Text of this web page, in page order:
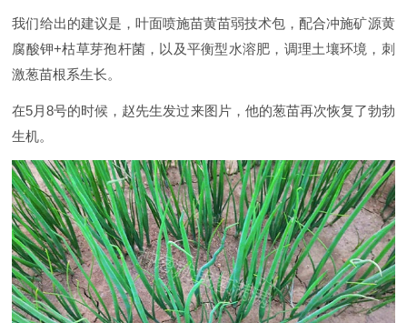
我们给出的建议是，叶面喷施苗黄苗弱技术包，配合冲施矿源黄
腐酸钾+枯草芽孢杆菌，以及平衡型水溶肥，调理土壤环境，刺
激葱苗根系生长。
在5月8号的时候，赵先生发过来图片，他的葱苗再次恢复了勃勃
生机。